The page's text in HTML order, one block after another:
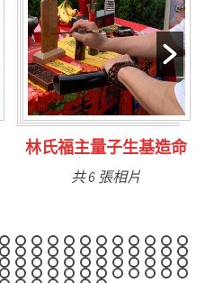
台南永康風水鑑定
共 9 張相片